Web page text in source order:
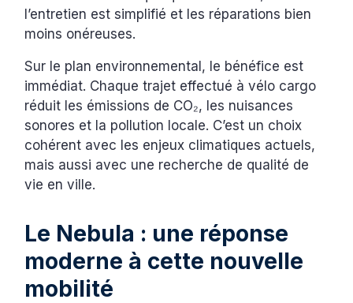
l’entretien est simplifié et les réparations bien
moins onéreuses.
Sur le plan environnemental, le bénéfice est
immédiat. Chaque trajet effectué à vélo cargo
réduit les émissions de CO₂, les nuisances
sonores et la pollution locale. C’est un choix
cohérent avec les enjeux climatiques actuels,
mais aussi avec une recherche de qualité de
vie en ville.
Le Nebula : une réponse
moderne à cette nouvelle
mobilité